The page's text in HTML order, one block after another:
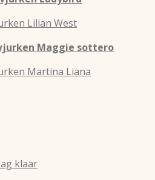
Lilian West
Maggie sottero
Martina Liana
klaar